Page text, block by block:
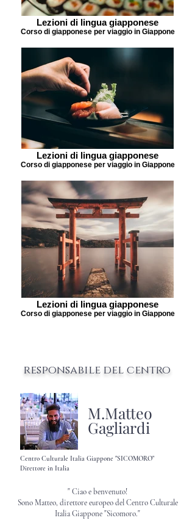
Lezioni di lingua giapponese
Corso di giapponese per viaggio in Giappone
Lezioni di lingua giapponese
Corso di giapponese per viaggio in Giappone
Lezioni di lingua giapponese
Corso di giapponese per viaggio in Giappone
responsabile del centro
M.Matteo
​Gagliardi
Centro Culturale Italia Giappone "SICOMORO"
Direttore in Italia
" Ciao e benvenuto!
Sono Matteo, direttore europeo del Centro Culturale
Italia Giappone "Sicomoro."